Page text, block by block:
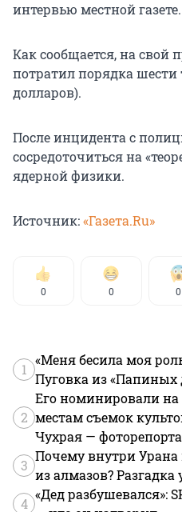
интервью местной газете.
Как сообщается, на свой
потратил порядка шести
долларов).
После инцидента с
сосредоточиться на
ядерной физики.
Источник:«Газета.Ru»
0 0 0
1
«Меня бесила моя
Пуговка из «Папиных
2
Его номинировали на
местам съемок
Чухрая —
3
Почему внутри
из алмазов?
4
«Дед разбушевался»: